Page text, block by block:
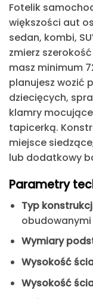
Fotelik
większości aut
sedan, kombi,
zmierz
masz minimum
planujesz wozić
dziecięcych,
klamry
tapicerką.
miejsce
lub dodatkowy
Parametry
Typ
Wymiary
Wysokość
Wysokość